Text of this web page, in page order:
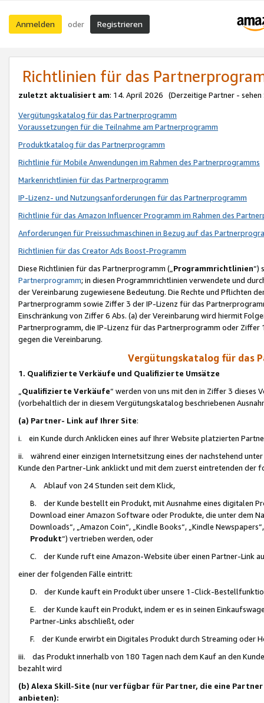
Anmelden oder Registrieren
Richtlinien für das
zuletzt aktualisiert am: 14. April 2026 (Derzeitige Partner - sehen
Vergütungskatalog für das Partnerprogramm
Voraussetzungen für die Teilnahme am Partnerprogramm
Produktkatalog für das Partnerprogramm
Richtlinie für Mobile Anwendungen im Rahmen des Partnerprogramms
Markenrichtlinien für das Partnerprogramm
IP-Lizenz- und Nutzungsanforderungen für das Partnerprogramm
Richtlinie für das Amazon Influencer Programm im Rahmen des
Anforderungen für Preissuchmaschinen in Bezug auf das
Richtlinien für das Creator Ads Boost-Programm
Diese Richtlinien für das Partnerprogramm („Programmrichtlinien“)
Partnerprogramm; in diesen Programmrichtlinien verwendete und
der Vereinbarung zugewiesene Bedeutung. Die Rechte und Pflichten
Partnerprogramm sowie Ziffer 3 der IP-Lizenz für das
Einschränkung von Ziffer 6 Abs. (a) der Vereinbarung wird hiermit
Partnerprogramm, die IP-Lizenz für das Partnerprogramm oder
gegen die Vereinbarung.
Vergütungskatalog für das
1. Qualifizierte Verkäufe und Qualifizierte Umsätze
Qualifizierte Verkäufe“ werden von uns mit den in Ziffer 3
(vorbehaltlich der in diesem Vergütungskatalog beschriebenen
(a) Partner- Link auf Ihrer Site:
i. ein Kunde durch Anklicken eines auf Ihrer Website platzierten
ii. während einer einzigen Internetsitzung eines der nachstehend
Kunde den Partner-Link anklickt und mit dem zuerst eintretenden der
A. Ablauf von 24 Stunden seit dem Klick,
B. der Kunde bestellt ein Produkt, mit Ausnahme eines digitalen
Download einer Amazon Software oder Produkte, die unter dem
Downloads“, „Amazon Coin“, „Kindle Books“, „Kindle
Produkt“) vertrieben werden, oder
C. der Kunde ruft eine Amazon-Website über einen Partner-Link
einer der folgenden Fälle eintritt:
D. der Kunde kauft ein Produkt über unsere 1-Click-
E. der Kunde kauft ein Produkt, indem er es in seinen
Partner-Links abschließt, oder
F. der Kunde erwirbt ein Digitales Produkt durch Streaming oder
iii. das Produkt innerhalb von 180 Tagen nach dem Kauf an den
bezahlt wird
(b) Alexa Skill-Site (nur verfügbar für Partner, die eine
anbieten):